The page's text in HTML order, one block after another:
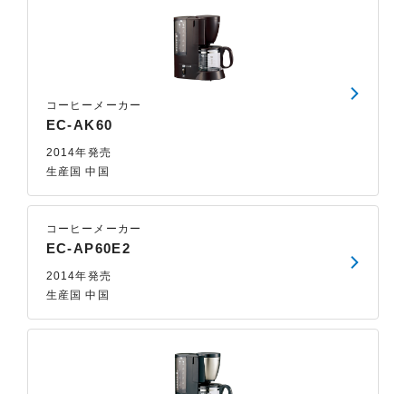
コーヒーメーカー
EC-AK60
2014年発売
生産国 中国
コーヒーメーカー
EC-AP60E2
2014年発売
生産国 中国